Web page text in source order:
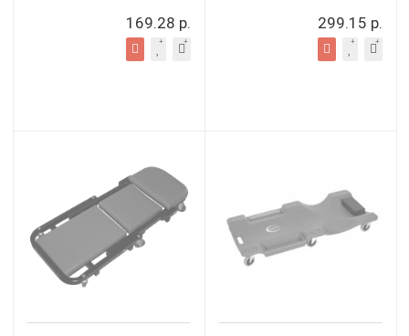
169.28 р. 299.15 р.